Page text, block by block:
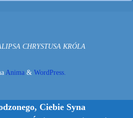
CHRYSTUSA KRÓLA
Anima & WordPress.
Ciebie Syna